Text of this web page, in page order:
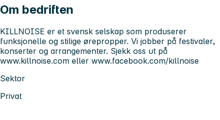
Om bedriften
KILLNOISE er et svensk selskap som produserer
funksjonelle og stilige ørepropper. Vi jobber på festivaler,
konserter og arrangementer. Sjekk oss ut på
www.killnoise.com eller www.facebook.com/killnoise
Sektor
Privat